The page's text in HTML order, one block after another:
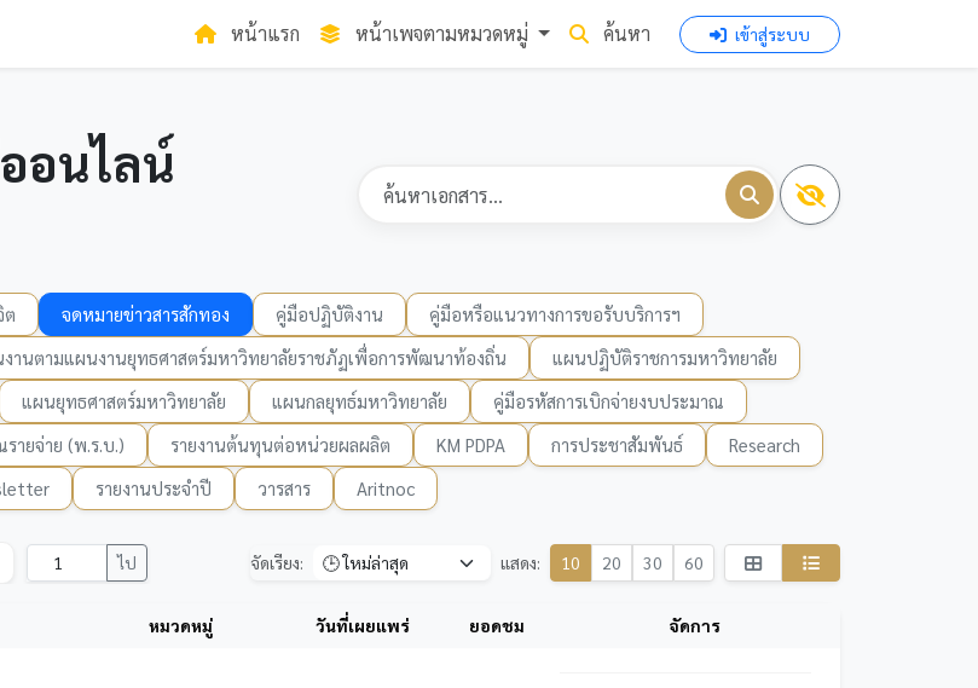
หน้าแรก หน้าเพจตามหมวดหมู่ ค้นหา เข้าสู่ระบบ
อนไลน์
ต จดหมายข่าวสารสักทอง คู่มือปฏิบัติงาน
คู่มือหรือแนวทางการขอรับบริการฯ
งานตามแผนงานยุทธศาสตร์มหาวิทยาลัยราชภัฏเพื่อการพัฒนาท้องถิ่น
แผนปฏิบัติราชการมหาวิทยาลัย
แผนยุทธศาสตร์มหาวิทยาลัย แผนกลยุทธ์มหาวิทยาลัย
คู่มือรหัสการเบิกจ่ายงบประมาณ
ายจ่าย (พ.ร.บ.) รายงานต้นทุนต่อหน่วยผลผลิต KM PDPA การประชาสัมพันธ์
Research
รายงานประจำปี วารสาร Aritnoc
ไป จัดเรียง: แสดง: 10 20 30 60
หมวดหมู่ วันที่เผยแพร่ ยอดชม จัดการ